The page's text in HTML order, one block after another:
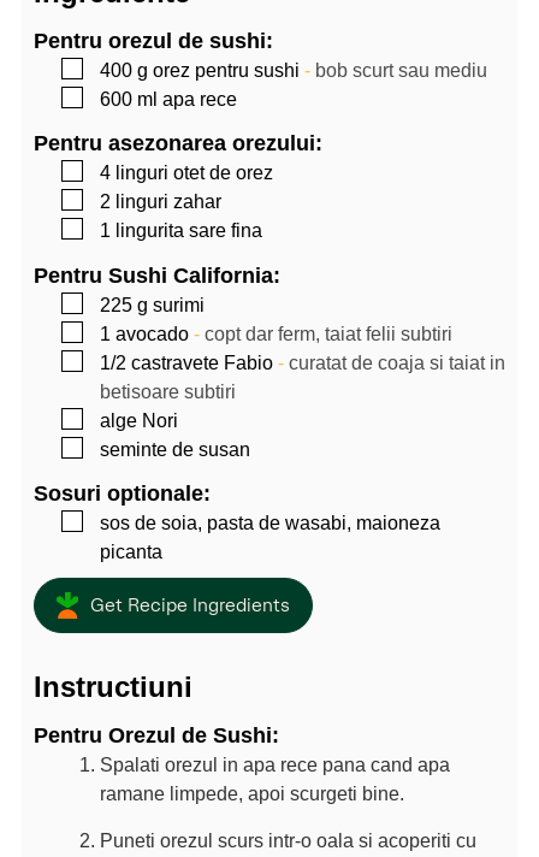
Pentru orezul de sushi:
▢
400 g orez pentru sushi - bob scurt sau mediu
▢
600 ml apa rece
Pentru asezonarea orezului:
▢
4 linguri otet de orez
▢
2 linguri zahar
▢
1 lingurita sare fina
Pentru Sushi California:
▢
225 g surimi
▢
1 avocado- copt dar ferm, taiat felii subtiri
▢
1/2 castravete Fabio- curatat de coaja si taiat in
betisoare subtiri
▢
alge Nori
▢
seminte de susan
Sosuri optionale:
▢
sos de soia, pasta de wasabi, maioneza
picanta
Get Recipe Ingredients
Instructiuni
Pentru Orezul de Sushi:
Spalati orezul in apa rece pana cand apa
ramane limpede, apoi scurgeti bine.
Puneti orezul scurs intr-o oala si acoperiti cu